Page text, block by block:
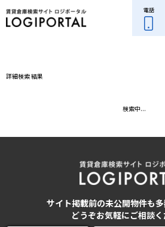
電話
詳細検索 結果
検索中...
サイト掲載前の未公開物件も多
どうぞお気軽にご相談く